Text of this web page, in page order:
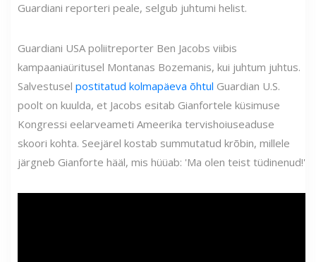
Guardiani reporteri peale, selgub juhtumi helist.
Guardiani USA poliitreporter Ben Jacobs viibis
kampaaniaüritusel Montanas Bozemanis, kui juhtum juhtus.
Salvestusel postitatud kolmapäeva õhtul Guardian U.S.
poolt on kuulda, et Jacobs esitab Gianfortele küsimuse
Kongressi eelarveameti Ameerika tervishoiuseaduse
skoori kohta. Seejärel kostab summutatud krõbin, millele
järgneb Gianforte hääl, mis hüüab: 'Ma olen teist tüdinenud!'